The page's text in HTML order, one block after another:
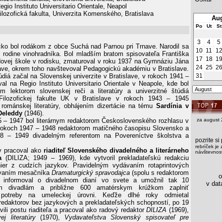
Instituto Universitario Orientale, Neapol
fakulta, Univerzita Komenského, Bratislava
bol rodákom z obce Suchá nad Parnou pri Trnave. Narodil sa
vinohradníka. Bol mladším bratom spisovateľa Františka
škole v rodisku, zmaturoval v roku 1937 na Gymnáziu Jána
okrem toho navštevoval Pedagogickú akadémiu v Bratislave.
začal na Slovenskej univerzite v Bratislave, v rokoch 1941 –
na Regio Instituto Universitario Orientale v Neapole, kde bol
lektorom slovenskej reči a literatúry a univerzitné štúdiá
fakulte UK v Bratislave v rokoch 1943 – 1945
literatúry, obhájením dizertácie na témuSardínia v
(1946).
– 1947 bol literárnym redaktorom Československého rozhlasu v
1947 – 1948 redaktorom matičného časopisu Slovensko a
– 1949 divadelným referentom na Povereníctve školstva a
pracoval ako riaditeľ Slovenského divadelného a literárneho
(DILIZA; 1949 – 1969), kde vytvoril prekladateľskú redakciu
z cudzích jazykov. Pravidelným vydávaním rotaprintových
mesačníka Dramaturgický spravodajca (spolu s redaktorom
informoval o divadelnom dianí vo svete a umožnil tak 10
divadlám a približne 600 amatérskym krúžkom zaplniť
potreby na umeleckej úrovni. Keďže dlhé roky odmietal
bez jazykových a prekladateľských schopností, po 19
postu riaditeľa a pracoval ako radový redaktorDILIZA (1969),
literatúry(1970), Vydavateľstva Slovenský spisovateľ pre
Po Ut St
3 4
5
10 11
12
17 18 19
24 25 26
31
za august
pozrite si
rebríček je
v